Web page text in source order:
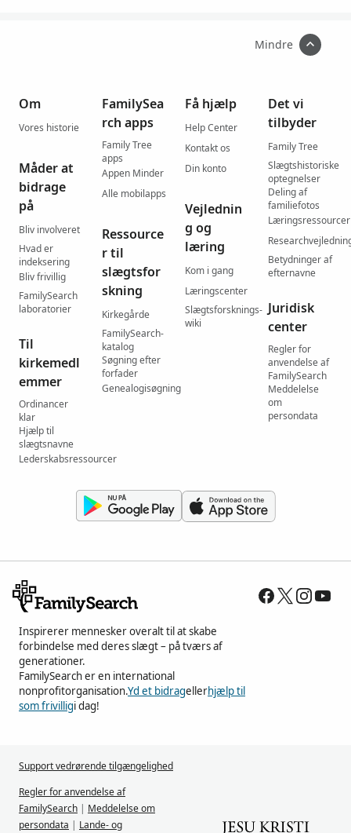
Mindre
Om
Vores historie
Måder at
bidrage
på
Bliv involveret
Hvad er
indeksering
Bliv frivillig
FamilySearch
laboratorier
Til
kirkemedl
emmer
Ordinancer
klar
Hjælp til
slægtsnavne
Lederskabsressourcer
FamilySea
rch apps
Family Tree
apps
Appen Minder
Alle mobilapps
Ressource
r til
slægtsfor
skning
Kirkegårde
FamilySearch-
katalog
Søgning efter
forfader
Genealogisøgning
Få hjælp
Help Center
Kontakt os
Din konto
Vejlednin
g og
læring
Kom i gang
Læringscenter
Slægtsforsknings-
wiki
Det vi
tilbyder
Family Tree
Slægtshistoriske
optegnelser
Deling af
familiefotos
Læringsressourcer
Betydninger af
efternavne
Juridisk
center
Regler for
anvendelse af
FamilySearch
Meddelelse
om
persondata
Inspirerer mennesker overalt til at skabe
forbindelse med deres slægt – på tværs af
generationer.
FamilySearch er en international
nonprofitorganisation.Yd et bidragellerhjælp til
som frivilligi dag!
Support vedrørende tilgængelighed
Regler for anvendelse af
FamilySearch | Meddelelse om
persondata | Lande- og